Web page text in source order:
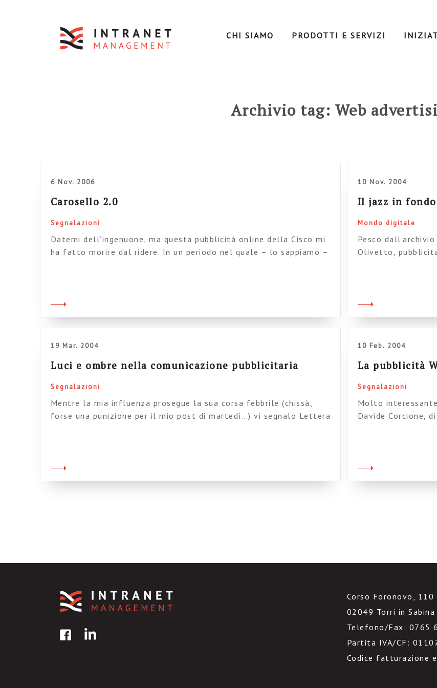
CHI SIAMO PRODOTTI E SERVIZI
Archivio tag: Web
6 Nov. 2006
Carosello 2.0
Segnalazioni
Datemi dell’ingenuone, ma questa pubblicità online della Cisco mi
ha fatto morire dal ridere. In un periodo nel quale – lo sappiamo –
hanno rincuorato. Ci si […]
10 Nov. 2004
Il jazz in
Mondo digitale
Pesco
Olivetto,
fondamentale
business:
19 Mar. 2004
Luci e ombre nella comunicazione pubblicitaria
Segnalazioni
Mentre la mia influenza prosegue la sua corsa febbrile (chissà,
forse una punizione per il mio post di martedì…) vi segnalo Lettera
le opinioni […]
10 Feb. 2004
La pubblicità
Segnalazioni
Molto
Davide Corcione,
Corso Foronovo, 110
02049 Torri in Sabina
Telefono/Fax: 0765
Partita IVA/CF:
Codice fatturazione